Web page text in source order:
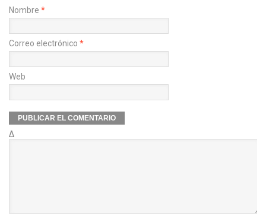
Nombre *
Correo electrónico *
Web
Δ